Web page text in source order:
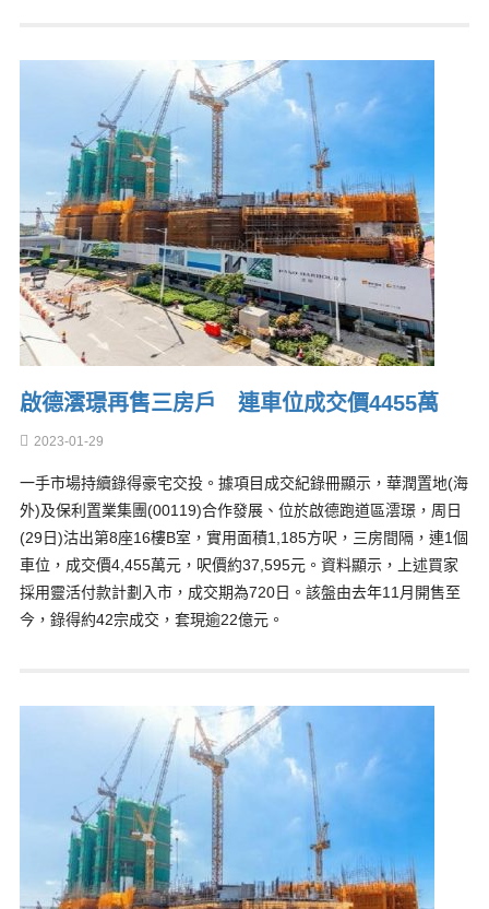
啟德澐璟再售三房戶 連車位成交價4455萬
2023-01-29
一手市場持續錄得豪宅交投。據項目成交紀錄冊顯示，華潤置地(海
外)及保利置業集團(00119)合作發展、位於啟德跑道區澐璟，周日
(29日)沽出第8座16樓B室，實用面積1,185方呎，三房間隔，連1個
車位，成交價4,455萬元，呎價約37,595元。資料顯示，上述買家
採用靈活付款計劃入市，成交期為720日。該盤由去年11月開售至
今，錄得約42宗成交，套現逾22億元。